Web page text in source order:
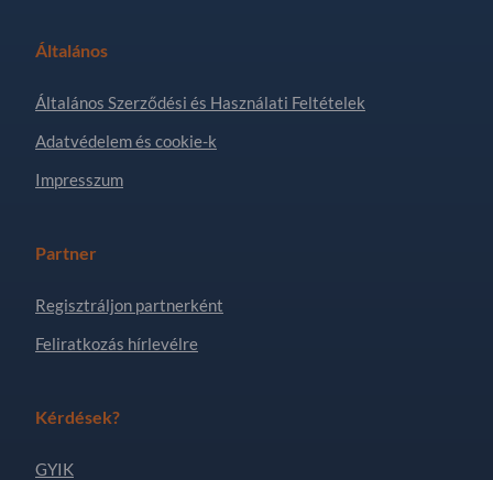
Általános
Általános Szerződési és Használati Feltételek
Adatvédelem és cookie-k
Impresszum
Partner
Regisztráljon partnerként
Feliratkozás hírlevélre
Kérdések?
GYIK